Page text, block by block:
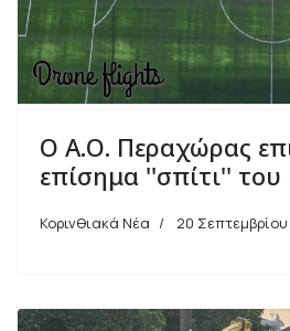
Ο Α.Ο. Περαχώρας
επίσημα ''σπίτι'' του
Κορινθιακά Νέα 20